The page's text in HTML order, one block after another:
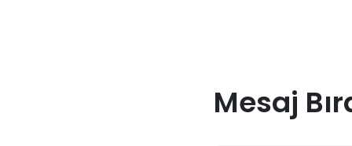
Mesaj